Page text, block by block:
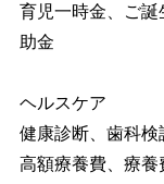
育児一時金、ご
助金
ヘルスケア
健康診断、歯科検
高額療養費、療養